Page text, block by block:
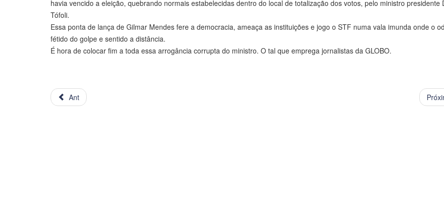
havia vencido a eleição, quebrando normais estabelecidas dentro do local de totalização dos votos, pelo ministro presidente
Tófoli.
Essa ponta de lança de Gilmar Mendes fere a democracia, ameaça as instituições e jogo o STF numa vala imunda onde o
fétido do golpe e sentido a distância.
É hora de colocar fim a toda essa arrogância corrupta do ministro. O tal que emprega jornalistas da GLOBO.
Ant